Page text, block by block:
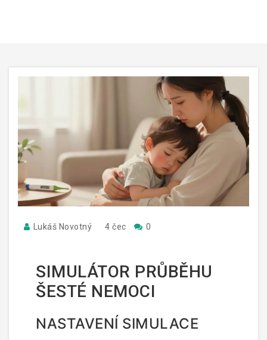
Lukáš Novotný 4 čec 0
SIMULÁTOR PRŮBĚHU
ŠESTÉ NEMOCI
NASTAVENÍ SIMULACE